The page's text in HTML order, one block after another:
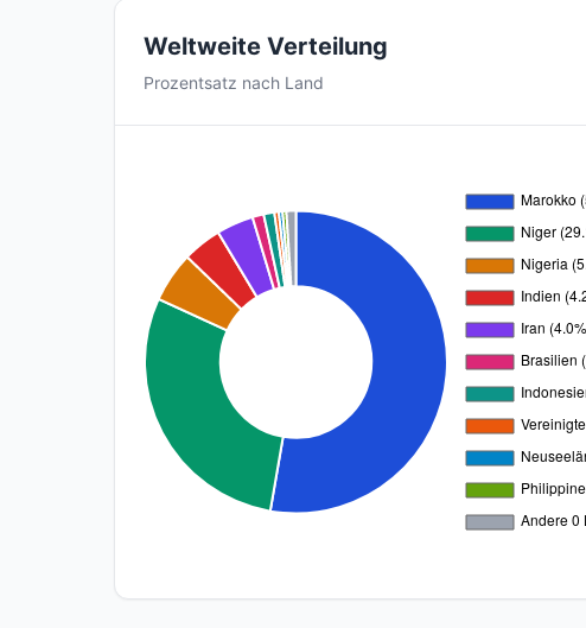
Weltweite Verteilung
Prozentsatz nach Land